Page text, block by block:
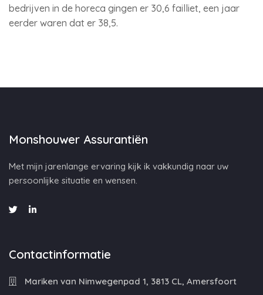
bedrijven in de horeca gingen er 30,6 failliet, een jaar
eerder waren dat er 38,5.
Monshouwer Assurantiën
Met mijn jarenlange ervaring kijk ik vakkundig naar uw
persoonlijke situatie en wensen.
Contactinformatie
Mariken van Nimwegenpad 1, 3813 CL, Amersfoort